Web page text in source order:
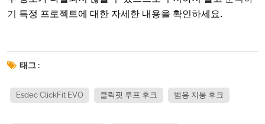
기
특정 프로젝트에 대한 자세한 내용을 확인하세요.
태그 :
Esdec ClickFit EVO 클릭핏 루프 후크 범용 지붕 후크